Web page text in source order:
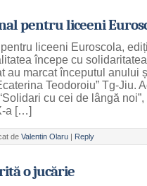
pentru liceeni
liceeni Euroscola,
începe cu
au marcat începutul anului
Teodoroiu” Tg-Jiu.
cu cei de lângă
a […]
deValentin Olaru | Reply
o jucărie